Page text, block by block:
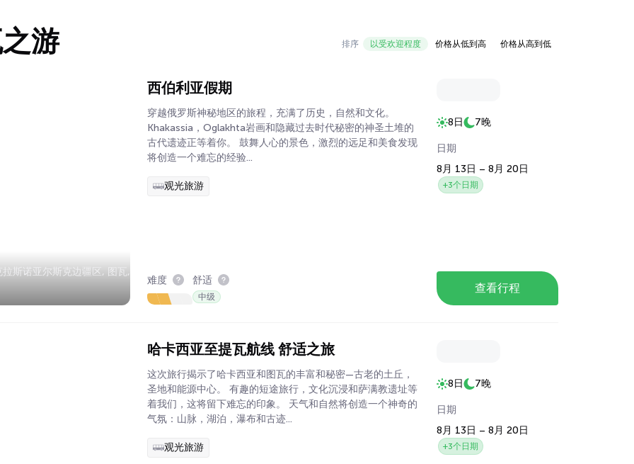
游 排序 以受欢迎程度 价格从低到高 价格从高到低
拉斯诺亚尔斯克边疆区, 图瓦,
西伯利亚假期
穿越俄罗斯神秘地区的旅程，充满了历史，自然和文化。
Khakassia，Oglakhta岩画和隐藏过去时代秘密的神圣土堆的
古代遗迹正等着你。 鼓舞人心的景色，激烈的远足和美食发现
将创造一个难忘的经验...
观光旅游
难度 舒适
中级
8日 7晚
日期
8月 13日 – 8月 20日
+3个日期
查看行程
哈卡西亚至提瓦航线 舒适之旅
这次旅行揭示了哈卡西亚和图瓦的丰富和秘密—古老的土丘，
圣地和能源中心。 有趣的短途旅行，文化沉浸和萨满教遗址等
着我们，这将留下难忘的印象。 天气和自然将创造一个神奇的
气氛：山脉，湖泊，瀑布和古迹...
观光旅游
8日 7晚
日期
8月 13日 – 8月 20日
+3个日期